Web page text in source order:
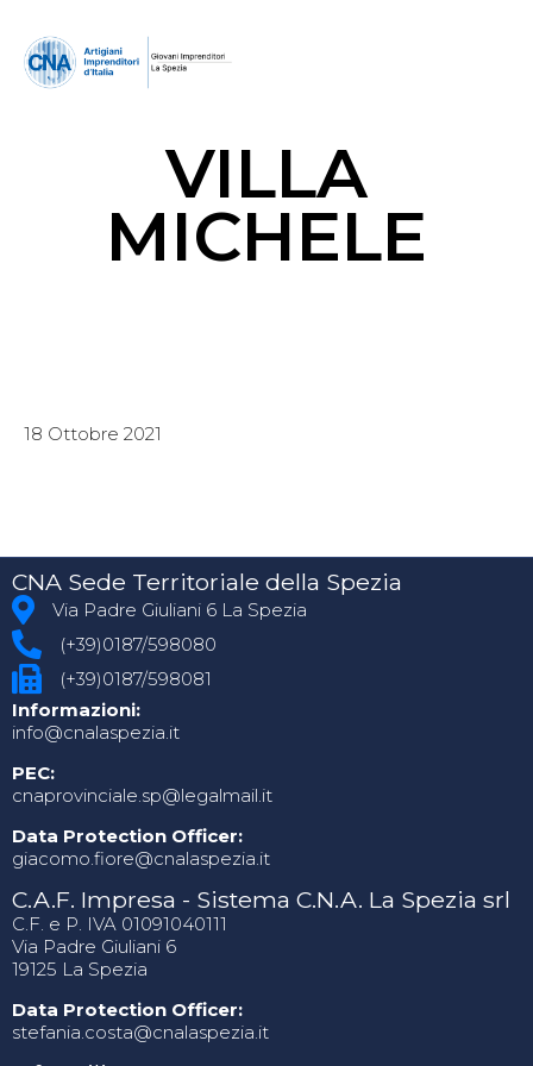
VILLA
MICHELE
18 Ottobre 2021
CNA Sede Territoriale della Spezia
Via Padre Giuliani 6 La Spezia
(+39)0187/598080
(+39)0187/598081
Informazioni:
info@cnalaspezia.it
PEC:
cnaprovinciale.sp@legalmail.it
Data Protection Officer:
giacomo.fiore@cnalaspezia.it
C.A.F. Impresa - Sistema C.N.A. La Spezia srl
C.F. e P. IVA 01091040111
Via Padre Giuliani 6
19125 La Spezia
Data Protection Officer:
stefania.costa@cnalaspezia.it